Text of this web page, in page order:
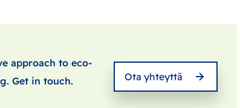
approach to eco-
Get in touch.
Ota yhteyttä